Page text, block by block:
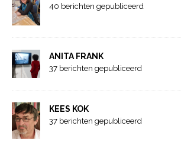
40 berichten gepubliceerd
ANITA FRANK
37 berichten gepubliceerd
KEES KOK
37 berichten gepubliceerd